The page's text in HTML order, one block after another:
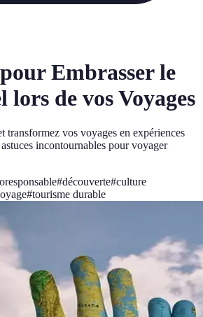
Embrasser le
lors de vos Voyages
transformez vos voyages en expériences
incontournables pour voyager
#découverte#culture
#tourisme durable